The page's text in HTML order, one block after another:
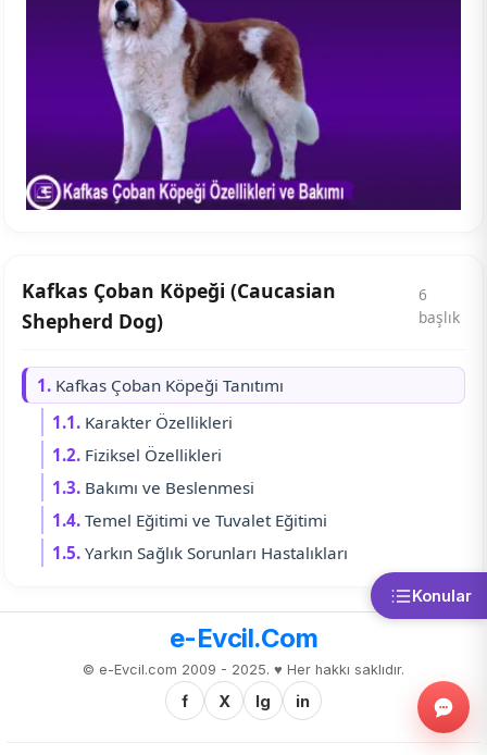
Kafkas Çoban Köpeği (Caucasian
Shepherd Dog)
6
başlık
1. Kafkas Çoban Köpeği Tanıtımı
1.1. Karakter Özellikleri
1.2. Fiziksel Özellikleri
1.3. Bakımı ve Beslenmesi
1.4. Temel Eğitimi ve Tuvalet Eğitimi
1.5. Yarkın Sağlık Sorunları Hastalıkları
Konular
e-Evcil.Com
© e-Evcil.com 2009 - 2025. ♥️ Her hakkı saklıdır.
f X Ig in